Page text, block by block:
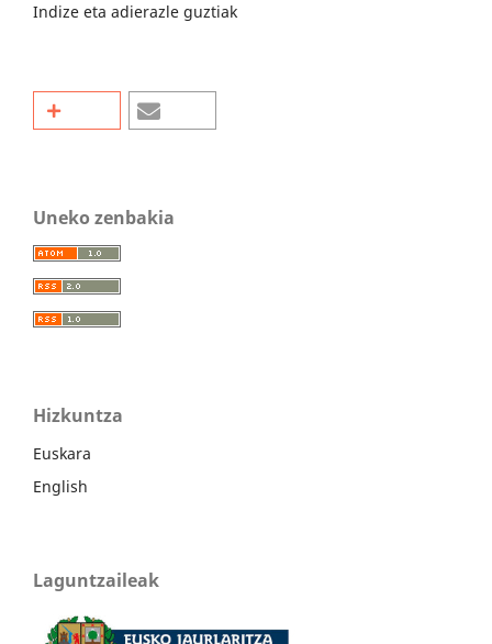
Indize eta adierazle guztiak
Uneko zenbakia
Hizkuntza
Euskara
English
Laguntzaileak